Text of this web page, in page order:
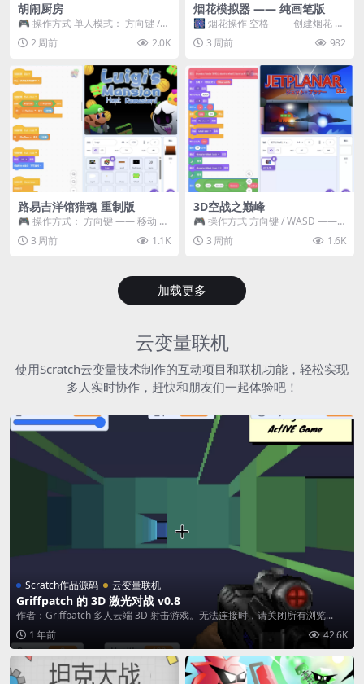
胡闹厨房
🎮 操作方式 单人模式： 方向键 /
WASD —— 移动 Z / K —— 抓...
2 周前 2.0K
烟花模拟器 —— 纯画笔版
🎆 烟花操作 空格 —— 创建烟花 1
~ 3 —— 切换烟花类型 普通烟花
嘶...3 周前 982
路易吉洋馆猎魂 重制版
🎮 操作方式： 方向键 —— 移动 &
跳跃 空格 —— 打开宝箱 将你...
3 周前 1.1K
3D空战之巅峰
🎮 操作方式 方向键 / WASD ——
移动 Z / K —— 射击 / 攻击...
3 周前 1.6K
加载更多
云变量联机
使用Scratch云变量技术制作的互动项目和联机功能，轻松实现
多人实时协作，赶快和朋友们一起体验吧！
Scratch作品源码 云变量联机
Griffpatch 的 3D 激光对战 v0.8
作者：Griffpatch 多人云端 3D 射击游戏。无法连接时，请关闭所有浏览...
1 年前
42.6K